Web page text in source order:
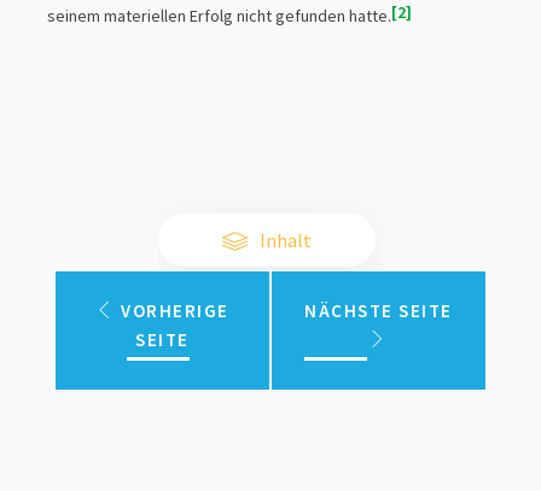
seinem materiellen Erfolg nicht gefunden hatte. 2
Inhalt
VORHERIGE
SEITE
NÄCHSTE SEITE